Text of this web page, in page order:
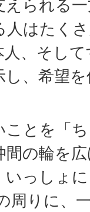
られる
はたく
人、そし
、希望
ことを「
間の輪を
いっしょ
周りに、